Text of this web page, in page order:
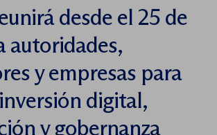
desde el 25 de
autoridades,
y empresas para
digital,
y gobernanza